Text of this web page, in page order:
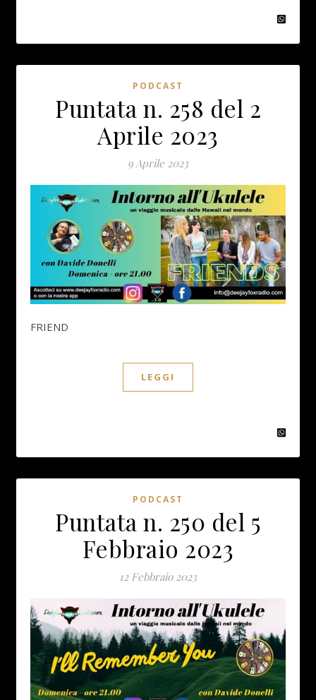
PODCAST
Puntata n. 258 del 2
Aprile 2023
9 Aprile 2023
FRIEND
LEGGI
PODCAST
Puntata n. 250 del 5
Febbraio 2023
12 Febbraio 2023